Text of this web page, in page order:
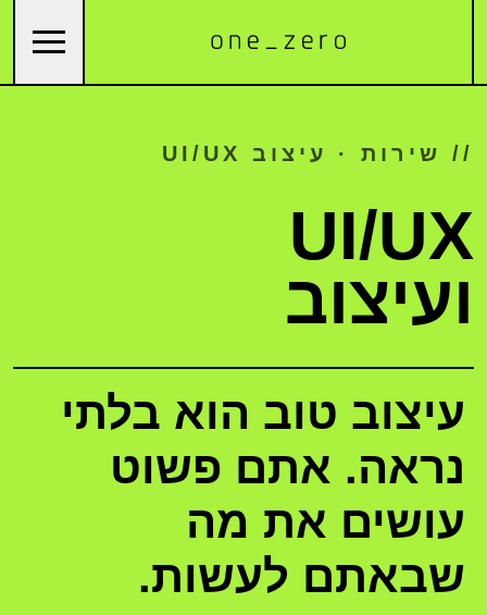
// שירות · עיצוב UI/UX
UI/UX
ועיצוב
עיצוב טוב הוא בלתי
נראה. אתם פשוט
עושים את מה
שבאתם לעשות.